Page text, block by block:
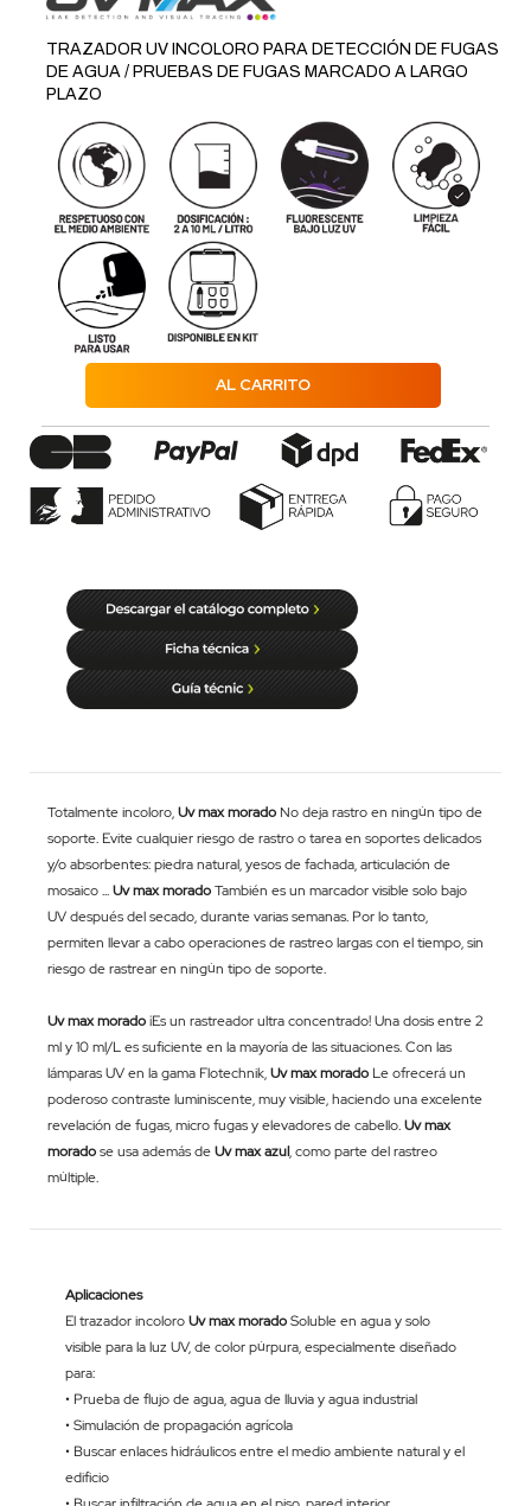
TRAZADOR UV INCOLORO PARA DETECCIÓN DE FUGAS
DE AGUA / PRUEBAS DE FUGAS MARCADO A LARGO
PLAZO
AL CARRITO
Totalmente incoloro,Uv max morado No deja rastro en ningún tipo de
soporte. Evite cualquier riesgo de rastro o tarea en soportes delicados
y/o absorbentes: piedra natural, yesos de fachada, articulación de
mosaico ...Uv max moradoTambién es un marcador visible solo bajo
UV después del secado, durante varias semanas. Por lo tanto,
permiten llevar a cabo operaciones de rastreo largas con el tiempo, sin
riesgo de rastrear en ningún tipo de soporte.
Uv max morado¡Es un rastreador ultra concentrado! Una dosis entre 2
ml y 10 ml/L es suficiente en la mayoría de las situaciones. Con las
lámparas UV en la gama Flotechnik,Uv max morado Le ofrecerá un
poderoso contraste luminiscente, muy visible, haciendo una excelente
revelación de fugas, micro fugas y elevadores de cabello.Uv max
moradose usa además deUv max azul, como parte del rastreo
múltiple.
Aplicaciones
El trazador incoloroUv max moradoSoluble en agua y solo
visible para la luz UV, de color púrpura, especialmente diseñado
para:
• Prueba de flujo de agua, agua de lluvia y agua industrial
• Simulación de propagación agrícola
• Buscar enlaces hidráulicos entre el medio ambiente natural y el
edificio